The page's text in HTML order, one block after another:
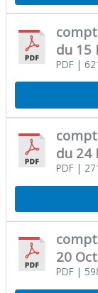
du 15
PDF|
du 24
PDF|
20
PDF|